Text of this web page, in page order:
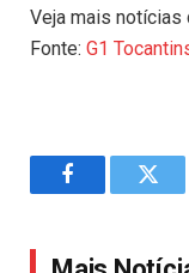
Veja mais notícias
Fonte: G1
Facebook